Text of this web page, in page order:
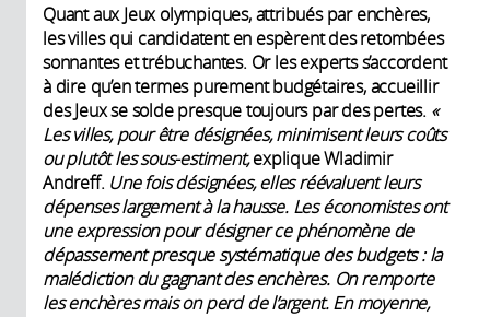
Quant aux Jeux olympiques, attribués par enchères,
les villes qui candidatent en espèrent des retombées
sonnantes et trébuchantes. Or les experts s’accordent
à dire qu’en termes purement budgétaires, accueillir
des Jeux se solde presque toujours par des pertes. «
Les villes, pour être désignées, minimisent leurs coûts
ou plutôt les sous-estiment,explique Wladimir
Andreff. Une fois désignées, elles réévaluent leurs
dépenses largement à la hausse. Les économistes ont
une expression pour désigner ce phénomène de
dépassement presque systématique des budgets : la
malédiction du gagnant des enchères. On remporte
les enchères mais on perd de l’argent. En moyenne,